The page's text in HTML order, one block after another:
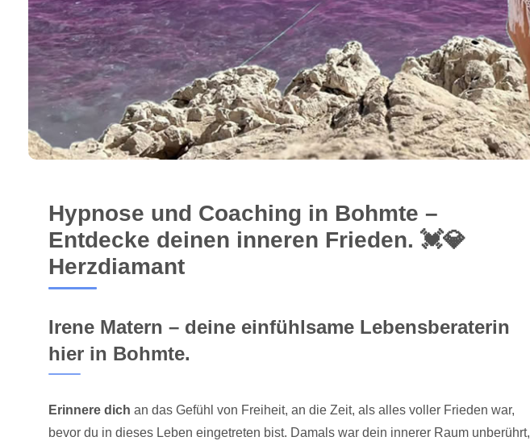
Hypnose und Coaching in Bohmte –
Entdecke deinen inneren Frieden. 💓️💎
Herzdiamant
Irene Matern – deine einfühlsame Lebensberaterin
hier in Bohmte.
Erinnere dich an das Gefühl von Freiheit, an die Zeit, als alles voller Frieden war,
bevor du in dieses Leben eingetreten bist. Damals war dein innerer Raum unberührt,